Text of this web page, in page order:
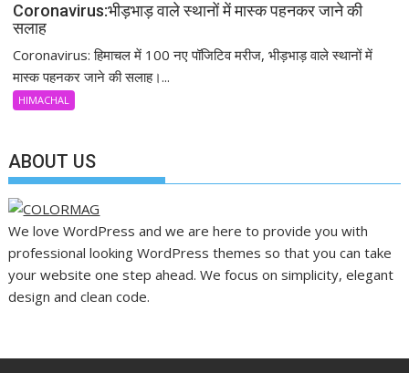
Coronavirus:भीड़भाड़ वाले स्थानों में मास्क पहनकर जाने की
सलाह
Coronavirus: हिमाचल में 100 नए पॉजिटिव मरीज, भीड़भाड़ वाले स्थानों में
मास्क पहनकर जाने की सलाह।...
HIMACHAL
ABOUT US
We love WordPress and we are here to provide you with
professional looking WordPress themes so that you can take
your website one step ahead. We focus on simplicity, elegant
design and clean code.